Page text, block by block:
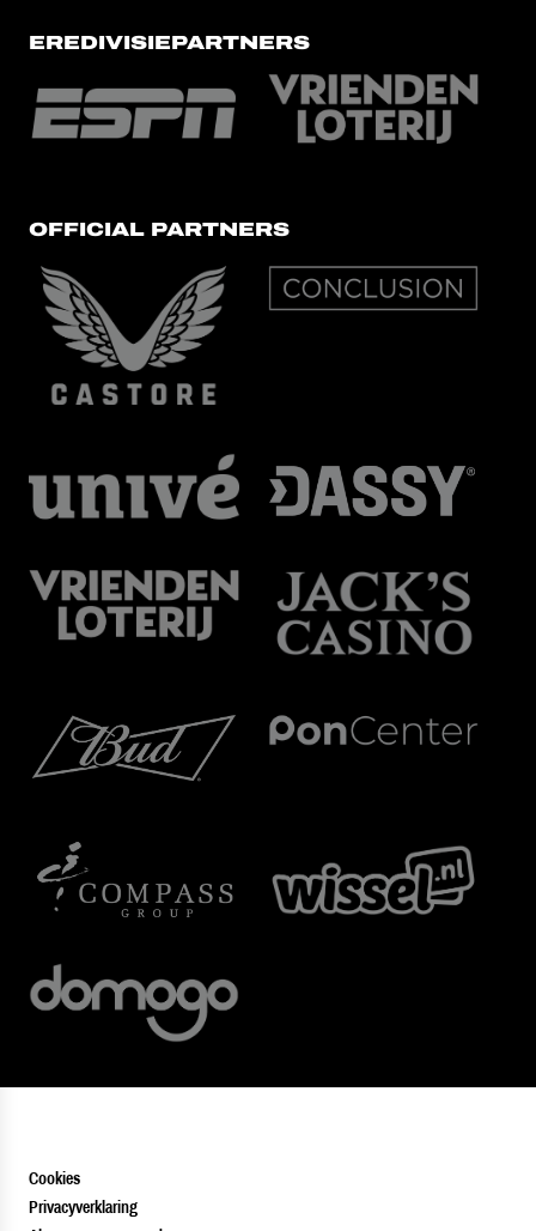
EREDIVISIEPARTNERS
OFFICIAL PARTNERS
Cookies
Privacyverklaring